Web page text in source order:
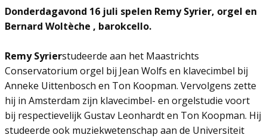
Donderdagavond 16 juli spelen Remy Syrier, orgel en
Bernard Woltèche , barokcello.
Remy Syrierstudeerde aan het Maastrichts
Conservatorium orgel bij Jean Wolfs en klavecimbel bij
Anneke Uittenbosch en Ton Koopman. Vervolgens zette
hij in Amsterdam zijn klavecimbel- en orgelstudie voort
bij respectievelijk Gustav Leonhardt en Ton Koopman. Hij
studeerde ook muziekwetenschap aan de Universiteit